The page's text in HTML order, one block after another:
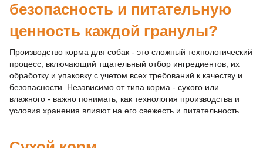
безопасность и питательную
ценность каждой гранулы?
Производство корма для собак - это сложный технологический
процесс, включающий тщательный отбор ингредиентов, их
обработку и упаковку с учетом всех требований к качеству и
безопасности. Независимо от типа корма - сухого или
влажного - важно понимать, как технология производства и
условия хранения влияют на его свежесть и питательность.